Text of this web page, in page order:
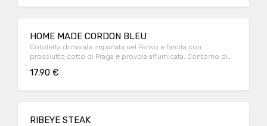
HOME MADE CORDON BLEU
Cotoletta di maiale impanata nel Panko e farcita con
prosciutto cotto di Praga e provola affumicata. Contorno di
17.90 €
RIBEYE STEAK